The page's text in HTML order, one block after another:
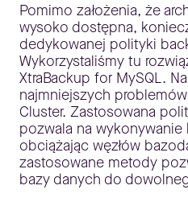
Pomimo założenia, że
wysoko dostępna,
dedykowanej polityki
Wykorzystaliśmy tu
XtraBackup for MySQL.
najmniejszych
Cluster. Zastosowana
pozwala na
obciążając węzłów
zastosowane metody
bazy danych do